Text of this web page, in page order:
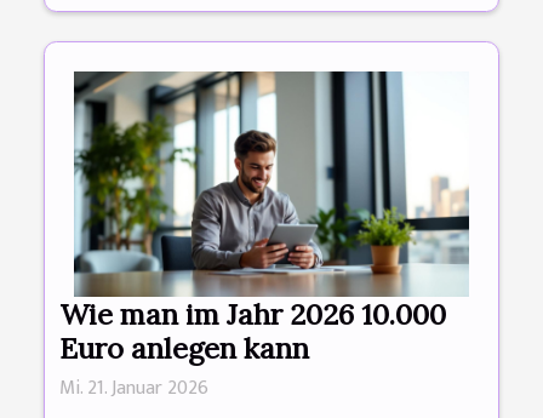
Wie man im Jahr 2026 10.000
Euro anlegen kann
Mi. 21. Januar 2026